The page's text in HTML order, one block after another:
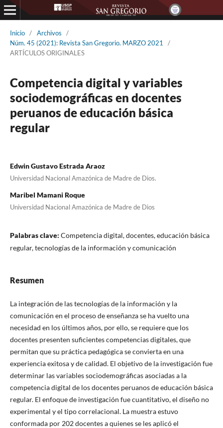
Inicio / Archivos
/
Núm. 45 (2021): Revista San Gregorio. MARZO 2021
/
ARTÍCULOS ORIGINALES
Competencia digital y variables
sociodemográficas en docentes
peruanos de educación básica
regular
Edwin Gustavo Estrada Araoz
Universidad Nacional Amazónica de Madre de Dios.
Maribel Mamani Roque
Universidad Nacional Amazónica de Madre de Dios
Palabras clave: Competencia digital, docentes, educación básica
regular, tecnologías de la información y comunicación
Resumen
La integración de las tecnologías de la información y la
comunicación en el proceso de enseñanza se ha vuelto una
necesidad en los últimos años, por ello, se requiere que los
docentes presenten suficientes competencias digitales, que
permitan que su práctica pedagógica se convierta en una
experiencia exitosa y de calidad. El objetivo de la investigación fue
determinar las variables sociodemográficas asociadas a la
competencia digital de los docentes peruanos de educación básica
regular. El enfoque de investigación fue cuantitativo, el diseño no
experimental y el tipo correlacional. La muestra estuvo
conformada por 202 docentes a quienes se les aplicó el